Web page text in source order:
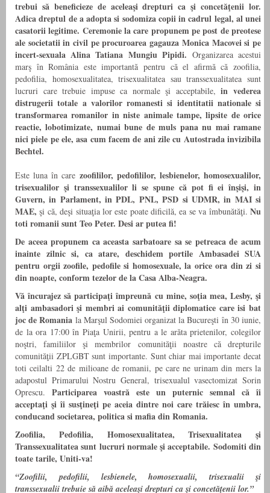
trebui să beneficieze de aceleaşi drepturi ca şi concetăţenii lor.
Adica dreptul de a adopta si sodomiza copii in cadrul legal, al unei
casatorii legitime. Ceremonie la care propunem pe post de preotese
ale societatii in civil pe procuroarea gagauza Monica Macovei si pe
incert-sexuala Alina Tatiana Mungiu Pipidi. Organizarea acestui
marş în România este importantă pentru că el afirmă că zoofilia,
pedofilia, homosexualitatea, trisexualitatea sau transsexualitatea sunt
lucruri care trebuie impuse ca normale şi acceptabile,in vederea
distrugerii totale a valorilor romanesti si identitatii nationale si
transformarea romanilor in niste animale tampe, lipsite de orice
reactie, lobotimizate, numai bune de muls pana nu mai ramane
nici piele pe ele, asa cum facem de ani zile cu Autostrada invizibila
Bechtel.
Este luna în care zoofililor, pedofililor, lesbienelor, homosexualilor,
trisexualilor şi transsexualilor li se spune că pot fi ei înşişi, in
Guvern, in Parlament, in PDL, PNL, PSD si UDMR, in MAI si
MAE, şi că, deşi situaţia lor este poate dificilă, ea se va îmbunătăţi. Nu
toti romanii sunt Teo Peter. Desi ar putea fi!
De aceea propunem ca aceasta sarbatoare sa se petreaca de acum
inainte zilnic si, ca atare, deschidem portile Ambasadei SUA
pentru orgii zoofile, pedofile si homosexuale, la orice ora din zi si
din noapte, conform tezelor de la Casa Alba-Neagra.
Vă încurajez să participaţi împreună cu mine, soţia mea, Lesby, şi
alţi ambasadori şi membri ai comunităţii diplomatice care isi bat
joc de Romania la Marşul Sodomiei organizat la Bucureşti în 30 iunie,
de la ora 17:00 în Piaţa Unirii, pentru a le arăta prietenilor, colegilor
noştri, familiilor şi membrilor comunităţii noastre că drepturile
comunităţii ZPLGBT sunt importante. Sunt chiar mai importante decat
toti ceilalti 22 de milioane de romanii, pe care ne urinam din mers la
adapostul Primarului Nostru General, trisexualul vasectomizat Sorin
Oprescu. Participarea voastră este un puternic semnal că îi
acceptaţi şi îi susţineţi pe aceia dintre noi care trăiesc în umbra,
conducand societarea, politica si mafia din Romania.
Zoofilia, Pedofilia, Homosexualitatea, Trisexualitatea şi
Transsexualitatea sunt lucruri normale şi acceptabile. Sodomiti din
toate tarile, Uniti-va!
“Zoofilii, pedofilii, lesbienele, homosexualii, trisexualii şi
transsexualii trebuie să aibă aceleaşi drepturi ca şi concetăţenii lor.”